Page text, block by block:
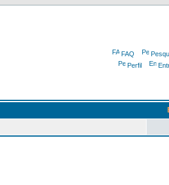
FAQ
Perfil